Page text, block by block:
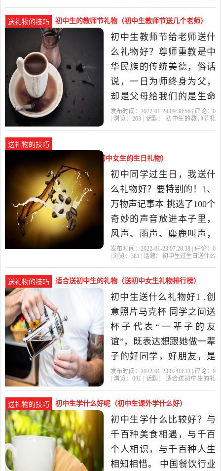
学的照片，只要倒入开水
就能显现照片，非常有创
意。 2.盏启明灯，白天吸
收阳光晚上就能发光。还
能在...
送礼物的技巧 初中生的教师节礼物（初中生教师节送几个老师）
初中生教师节给老师送什
么礼物好？尊师重教是中
华民族的传统美德，俗话
说，一日为师终身为父，
却是父母给我们的是生命
以及抚养，但老师却是给
长远，给予我们理想和道
路，所以对老师一定要尊
重敬爱，尤其这样的老
师，严格又和蔼，同.
发布时间：2022-01-24 09:38:56 | 评论： 0
| 浏览： 203 | 话题：
初中生的教师节礼
送礼物的技巧
初中生过生日送什么礼物（送初中女生的生日礼物）
初中同学过生日，我送什
么礼物好？要特别的！1、
万物声记事本 挑选了100个
奇妙的声音放进本子里，
风声、雨声、麋鹿叫声，
或者是刷牙声、理发声，
你在原始清澈的自然声中
寻得一份宁静，也可以通
过声音，感受另一端的世
界哦，很文艺特别的一份
礼物。 2
发布时间：2022-01-23 07:28:38 | 评论： 0
| 浏览： 381 | 话题：
初中生过生日送什么
送礼物的技巧 适合送初中生的礼物（送初中女生礼物排行榜）
初中生送什么礼物好1 .创
意照片马克杯 同学之间送
杯子代表“一辈子的友
谊”，既表达想跟她做一辈
子的好同学，好朋友，是
最能拉近同学感情的礼
学的照片，只要倒入开水
就能显现照片，非常有创
意。 2.盏启明灯，白天吸
收阳光晚上就能发光。还
能在...
发布时间：2022-01-23 02:03:33 | 评论： 0
| 浏览： 691 | 话题：
适合送初中生的礼
送礼物的技巧 初中生学什么好呢（初中生课外学什么好）
初中生学什么比较好？与
千百种美食相遇，与千百
个人相识，与千百种人生
相知相惜。 中国餐饮行业